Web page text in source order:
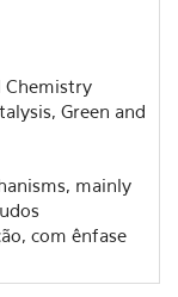
Chemistry
Green and
mainly
com ênfase